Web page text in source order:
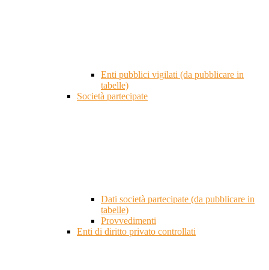
Enti pubblici vigilati (da pubblicare in
tabelle)
Società partecipate
Dati società partecipate (da pubblicare in
tabelle)
Provvedimenti
Enti di diritto privato controllati